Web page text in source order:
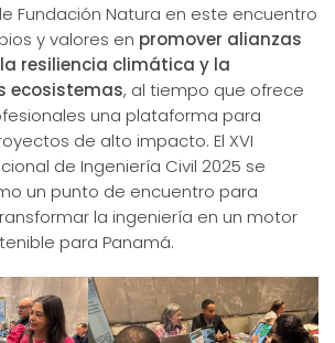
Fundación Natura en este encuentro
y valores en promover alianzas
resiliencia climática y la
ecosistemas, al tiempo que ofrece
una plataforma para
de alto impacto. El XVI
de Ingeniería Civil 2025 se
un punto de encuentro para
la ingeniería en un motor
para Panamá.